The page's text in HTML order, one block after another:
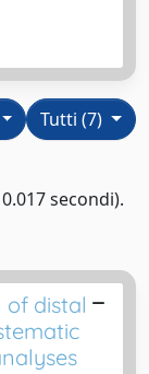
Tutti (7)
secondi).
of distal